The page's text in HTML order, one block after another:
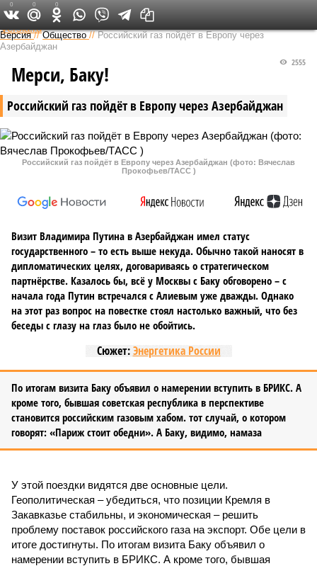
Федеральный выпуск
Версия //Общество //Российский газ пойдёт в Европу через
Азербайджан
Российский газ пойдёт в Европу через Азербайджан
2555
Мерси, Баку!
Российский газ пойдёт в Европу через Азербайджан (фото: Вячеслав
Прокофьев/ТАСС )
Визит Владимира Путина в Азербайджан имел статус
государственного – то есть выше некуда. Обычно такой наносят в
дипломатических целях, договариваясь о стратегическом
партнёрстве. Казалось бы, всё у Москвы с Баку обговорено – с
начала года Путин встречался с Алиевым уже дважды. Однако
на этот раз вопрос на повестке стоял настолько важный, что без
беседы с глазу на глаз было не обойтись.
Сюжет:Энергетика России
По итогам визита Баку объявил о намерении вступить в БРИКС. А
кроме того, бывшая советская республика в перспективе
становится российским газовым хабом. тот случай, о котором
говорят: «Париж стоит обедни». А Баку, видимо, намаза
У этой поездки видятся две основные цели.
Геополитическая – убедиться, что позиции Кремля в
Закавказье стабильны, и экономическая – решить
проблему поставок российского газа на экспорт. Обе цели в
итоге достигнуты. По итогам визита Баку объявил о
намерении вступить в БРИКС. А кроме того, бывшая
0 0 0